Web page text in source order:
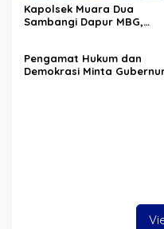
Kapolsek Muara Dua
Sambangi Dapur MBG,
Sesuai SOP
‎Pengamat Hukum dan
Demokrasi Minta